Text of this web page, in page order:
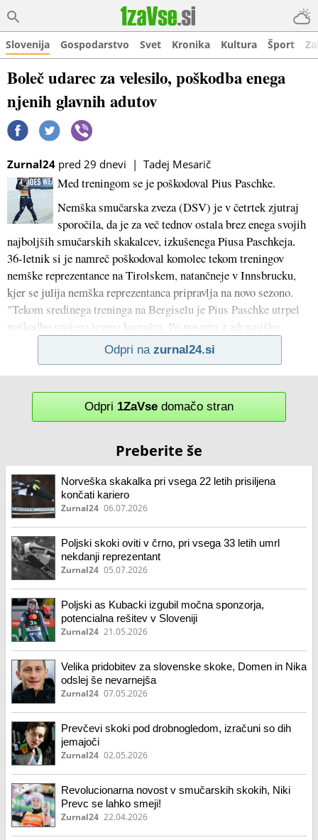
Slovenija Gospodarstvo Svet Kronika Kultura Šport
Boleč udarec za velesilo, poškodba enega
njenih glavnih adutov
Zurnal24 pred 29 dnevi | Tadej Mesarič
Med treningom se je poškodoval Pius Paschke.
Nemška smučarska zveza (DSV) je v četrtek zjutraj
sporočila, da je za več tednov ostala brez enega svojih
najboljših smučarskih skakalcev, izkušenega Piusa Paschkeja.
36-letnik si je namreč poškodoval komolec tekom treningov
nemške reprezentance na Tirolskem, natančneje v Innsbrucku,
kjer se julija nemška reprezentanca pripravlja na novo sezono.
"Tekom sredinega treninga na Bergiselu je Pius Paschke utrpel
poškodbo svojega levega komolca. Po posvetu z zdravniško
Odpri na zurnal24.si
Odpri 1ZaVse domačo stran
Preberite še
Norveška skakalka pri vsega 22 letih prisiljena
končati kariero
Zurnal24 06.07.2026
Poljski skoki oviti v črno, pri vsega 33 letih umrl
nekdanji reprezentant
Zurnal24 05.07.2026
Poljski as Kubacki izgubil močna sponzorja,
potencialna rešitev v Sloveniji
Zurnal24 21.05.2026
Velika pridobitev za slovenske skoke, Domen in Nika
odslej še nevarnejša
Zurnal24 07.05.2026
Prevčevi skoki pod drobnogledom, izračuni so dih
jemajoči
Zurnal24 02.05.2026
Revolucionarna novost v smučarskih skokih, Niki
Prevc se lahko smeji!
Zurnal24 22.04.2026